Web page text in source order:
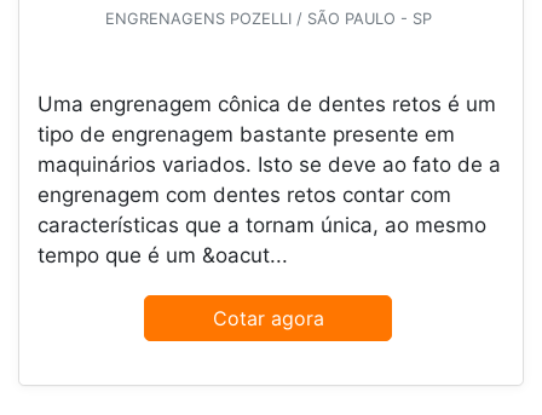
ENGRENAGENS POZELLI / SÃO PAULO - SP
Uma engrenagem cônica de dentes retos é um
tipo de engrenagem bastante presente em
maquinários variados. Isto se deve ao fato de a
engrenagem com dentes retos contar com
características que a tornam única, ao mesmo
tempo que é um &oacut...
Cotar agora